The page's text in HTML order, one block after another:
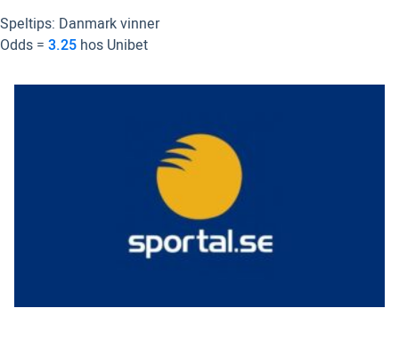
Speltips: Danmark vinner
Odds = 3.25 hos Unibet